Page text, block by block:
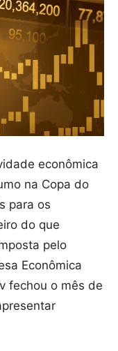
econômica
na Copa do
para os
do que
pelo
Econômica
fechou o mês de